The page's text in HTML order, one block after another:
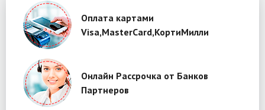
Оплата картами
Visa,MasterCard,КортиМилли
Онлайн Рассрочка от Банков
Партнеров